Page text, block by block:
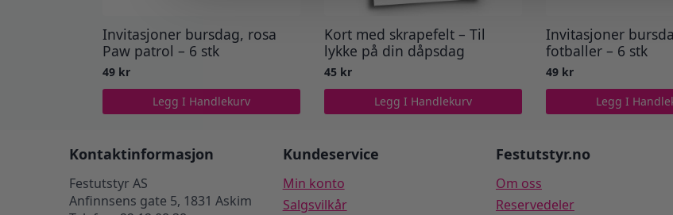
Invitasjoner bursdag, rosa
Paw patrol – 6 stk
49 kr
Legg I Handlekurv
Kort med skrapefelt – Til
lykke på din dåpsdag
45 kr
Legg I Handlekurv
Invitasjoner
fotballer – 6 stk
49 kr
Legg I
Kontaktinformasjon
Festutstyr AS
Anfinnsens gate 5, 1831 Askim
Kundeservice
Min konto
Salgsvilkår
Festutstyr.no
Om oss
Reservedeler